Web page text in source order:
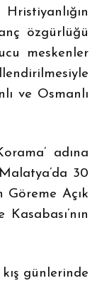
özgürlüğü
meskenler
ve Osmanlı
adına
30
Açık
günlerinde